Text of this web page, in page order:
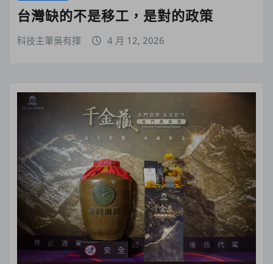
台灣缺的不是移工，是對的政策
科技主筆吳有擇 4 月 12, 2026